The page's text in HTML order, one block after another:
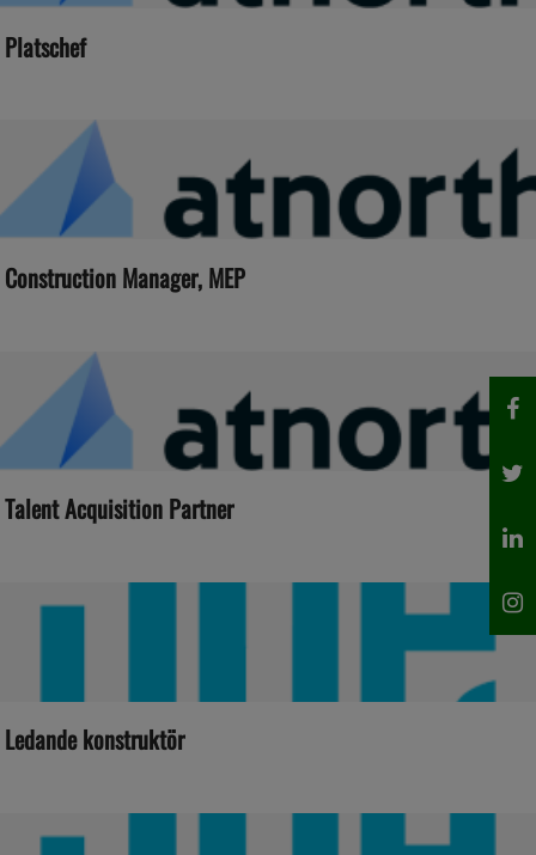
Platschef
Construction Manager, MEP
Talent Acquisition Partner
Ledande konstruktör